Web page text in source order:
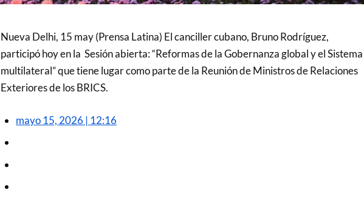
Nueva Delhi, 15 may (Prensa Latina) El canciller cubano, Bruno Rodríguez,
participó hoy en la Sesión abierta: “Reformas de la Gobernanza global y el Sistema
multilateral” que tiene lugar como parte de la Reunión de Ministros de Relaciones
Exteriores de los BRICS.
mayo 15, 2026 | 12:16